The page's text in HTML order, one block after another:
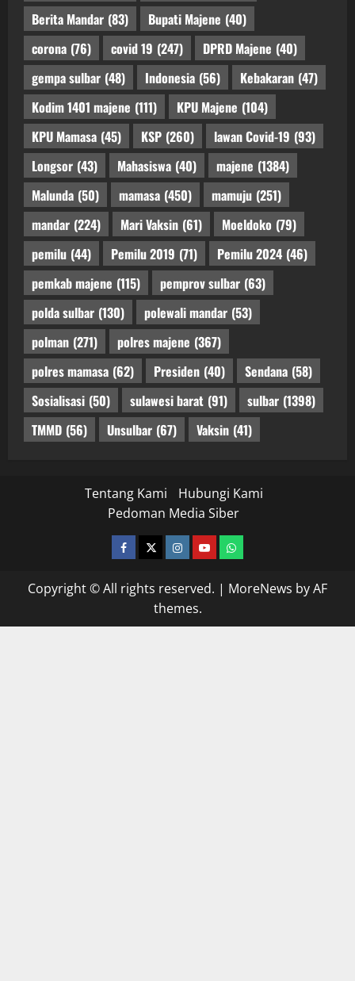
Berita Mandar (83) Bupati Majene (40)
corona (76) covid 19 (247) DPRD Majene (40)
gempa sulbar (48) Indonesia (56) Kebakaran (47)
Kodim 1401 majene (111) KPU Majene (104)
KPU Mamasa (45) KSP (260) lawan Covid-19 (93)
Longsor (43) Mahasiswa (40) majene (1384)
Malunda (50) mamasa (450) mamuju (251)
mandar (224) Mari Vaksin (61) Moeldoko (79)
pemilu (44) Pemilu 2019 (71) Pemilu 2024 (46)
pemkab majene (115) pemprov sulbar (63)
polda sulbar (130) polewali mandar (53)
polman (271) polres majene (367)
polres mamasa (62) Presiden (40) Sendana (58)
Sosialisasi (50) sulawesi barat (91) sulbar (1398)
TMMD (56) Unsulbar (67) Vaksin (41)
Tentang Kami
Hubungi Kami
Pedoman Media Siber
facebooktwitterinstagram.com
youtubewhatsapp
Copyright © All rights reserved. | MoreNews by AF
themes.